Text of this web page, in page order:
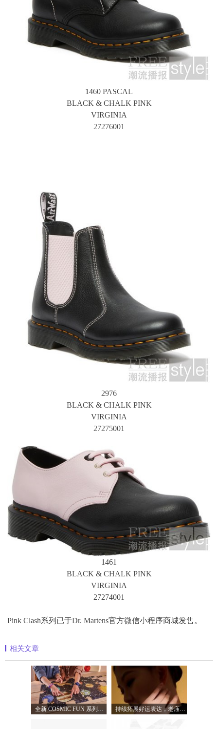
1460 PASCAL
BLACK & CHALK PINK
VIRGINIA
27276001
2976
BLACK & CHALK PINK
VIRGINIA
27275001
1461
BLACK & CHALK PINK
VIRGINIA
27274001
Pink Clash系列已于Dr. Martens官方微信小程序商城发售。
相关文章
持续拓展好运表达，老庙蓄势下半年品牌